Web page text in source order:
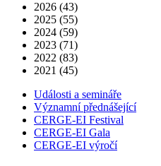
2026 (43)
2025 (55)
2024 (59)
2023 (71)
2022 (83)
2021 (45)
Události a semináře
Významní přednášející
CERGE-EI Festival
CERGE-EI Gala
CERGE-EI výročí